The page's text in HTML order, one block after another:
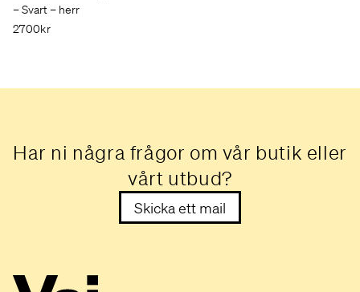
– Svart – herr
2700kr
Har ni några frågor om vår butik eller
vårt utbud?
Skicka ett mail